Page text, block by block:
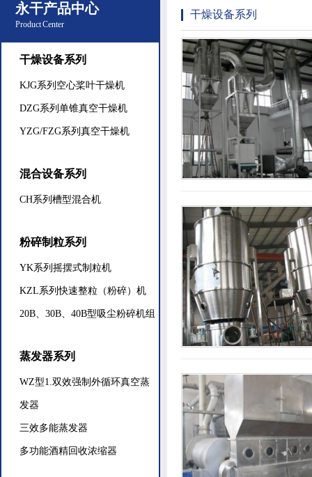
永干产品中心
Product Center
干燥设备系列
KJG系列空心桨叶干燥机
DZG系列单锥真空干燥机
YZG/FZG系列真空干燥机
混合设备系列
CH系列槽型混合机
粉碎制粒系列
YK系列摇摆式制粒机
KZL系列快速整粒（粉碎）机
20B、30B、40B型吸尘粉碎机组
蒸发器系列
WZ型1.双效强制外循环真空蒸
发器
三效多能蒸发器
多功能酒精回收浓缩器
干燥设备系列